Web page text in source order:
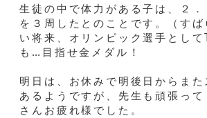
生徒の中で体力がある子は、２．
を３周したとのことです。（すば
い将来、オリンピック選手とし
も…目指せ金メダル！
明日は、お休みで明後日からま
あるようですが、先生も頑張って
さんお疲れ様でした。